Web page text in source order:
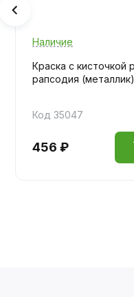
Наличие
Краска с кисточкой
рапсодия
Код 35047
456 ₽